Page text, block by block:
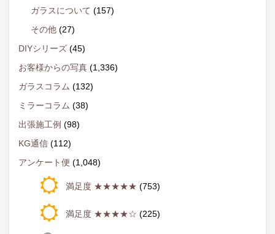
ガラスについて (157)
その他 (27)
DIYシリーズ (45)
お客様からの写真 (1,336)
ガラスコラム (132)
ミラーコラム (38)
出張施工例 (98)
KG通信 (112)
アンケート便 (1,048)
満足度 ★★★★★ (753)
満足度 ★★★★☆ (225)